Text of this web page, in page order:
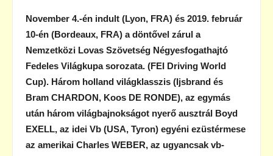
November 4.-én indult (Lyon, FRA) és 2019. február
10-én (Bordeaux, FRA) a döntővel zárul a
Nemzetközi Lovas Szövetség Négyesfogathajtó
Fedeles Világkupa sorozata. (FEI Driving World
Cup). Három holland világklasszis (Ijsbrand és
Bram CHARDON, Koos DE RONDE), az egymás
után három világbajnokságot nyerő ausztrál Boyd
EXELL, az idei Vb (USA, Tyron) egyéni ezüstérmese
az amerikai Charles WEBER, az ugyancsak vb-